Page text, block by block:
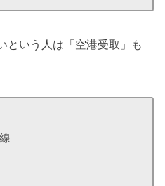
という人は「空港受取」も